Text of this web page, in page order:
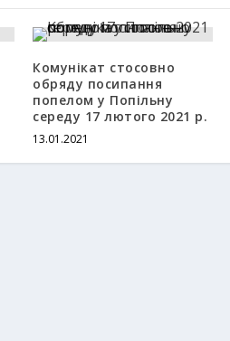
Комунікат стосовно
обряду посипання
попелом у Попільну
середу 17 лютого 2021 р.
13.01.2021